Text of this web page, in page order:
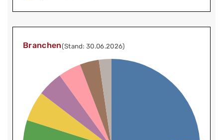
Branchen(Stand: 30.06.2026)